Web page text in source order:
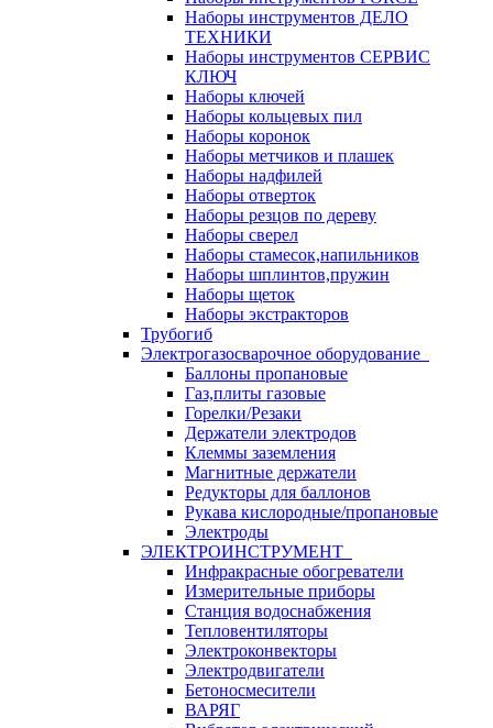
Наборы инструментов ДЕЛО
ТЕХНИКИ
Наборы инструментов СЕРВИС
КЛЮЧ
Наборы ключей
Наборы кольцевых пил
Наборы коронок
Наборы метчиков и плашек
Наборы надфилей
Наборы отверток
Наборы резцов по дереву
Наборы сверел
Наборы стамесок,напильников
Наборы шплинтов,пружин
Наборы щеток
Наборы экстракторов
Трубогиб
Электрогазосварочное оборудование
Баллоны пропановые
Газ,плиты газовые
Горелки/Резаки
Держатели электродов
Клеммы заземления
Магнитные держатели
Редукторы для баллонов
Рукава кислородные/пропановые
Электроды
ЭЛЕКТРОИНСТРУМЕНТ
Инфракрасные обогреватели
Измерительные приборы
Станция водоснабжения
Тепловентиляторы
Электроконвекторы
Электродвигатели
Бетоносмесители
ВАРЯГ